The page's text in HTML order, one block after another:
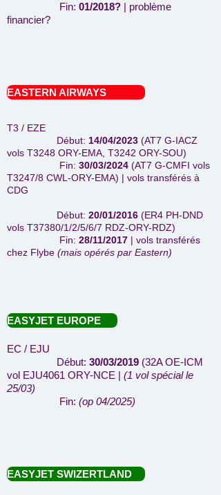
Fin: 01/2018? | problème
financier?
EASTERN AIRWAYS
T3 / EZE
Début: 14/04/2023 (AT7 G-IACZ
vols T3248 ORY-EMA, T3242 ORY-SOU)
Fin: 30/03/2024 (AT7 G-CMFI vols
T3247/8 CWL-ORY-EMA) | vols transférés à
CDG
Début: 20/01/2016 (ER4 PH-DND
vols T37380/1/2/5/6/7 RDZ-ORY-RDZ)
Fin: 28/11/2017 | vols transférés
chez Flybe (mais opérés par Eastern)
EASYJET EUROPE
EC / EJU
Début: 30/03/2019 (32A OE-ICM
vol EJU4061 ORY-NCE | (1 vol spécial le
25/03)
Fin: (op 04/2025)
EASYJET SWIZERTLAND